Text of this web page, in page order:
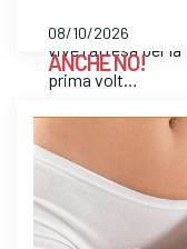
vive l'attesa per la
prima volt…
08/10/2026
ANCHE NO!
Familiare Scarpellini
propone il percorso
di gruppo “Anche
No!”, dedicato al